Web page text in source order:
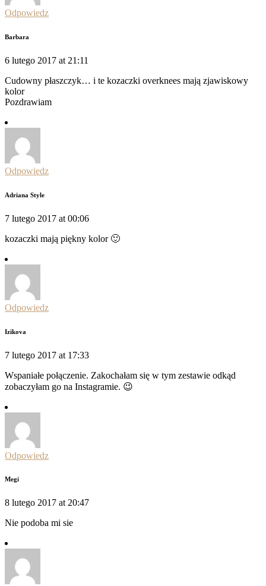
Odpowiedz
Barbara
6 lutego 2017 at 21:11
Cudowny płaszczyk… i te kozaczki overknees mają zjawiskowy
kolor
Pozdrawiam
Odpowiedz
Adriana Style
7 lutego 2017 at 00:06
kozaczki mają piękny kolor 🙂
Odpowiedz
Izikova
7 lutego 2017 at 17:33
Wspaniałe połączenie. Zakochałam się w tym zestawie odkąd
zobaczyłam go na Instagramie. 😉
Odpowiedz
Megi
8 lutego 2017 at 20:47
Nie podoba mi sie